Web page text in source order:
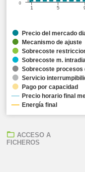
1 5
0
Precio del mercado
Mecanismo de ajuste
Sobrecoste
Sobrecoste m.
Sobrecoste procesos
Servicio
Pago por capacidad
Precio horario final
Energía final
ACCESO A
FICHEROS